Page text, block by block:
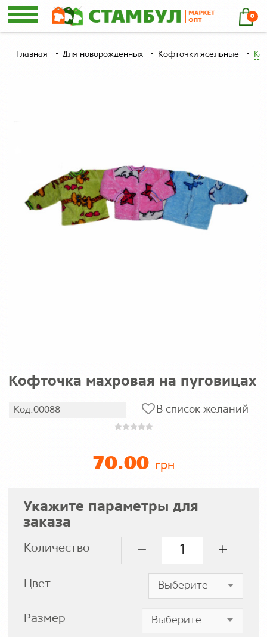
0
Главная Для новорожденных Кофточки ясельные
Кофточка махровая на пуговицах
Код:00088 В список желаний
70.00 грн
Укажите параметры для
заказа
Количество
Цвет
Размер